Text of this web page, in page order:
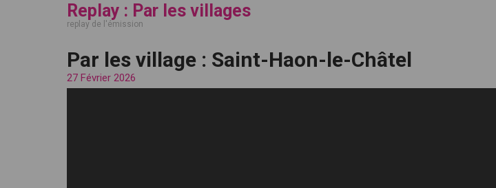
Replay : Par les villages
replay de l'émission
Par les village : Saint-Haon-le-Châtel
27 Février 2026